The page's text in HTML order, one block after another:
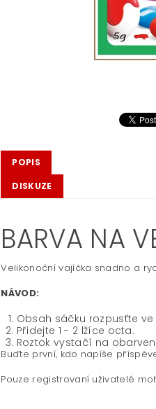
POPIS
DISKUZE
BARVA NA
Velikonoční vajíčka snadno a
NÁVOD:
Obsah sáčku rozpusťte ve
Přidejte 1 - 2 lžíce octa.
Roztok vystačí na
Buďte první, kdo napíše
Pouze registrovaní uživatelé